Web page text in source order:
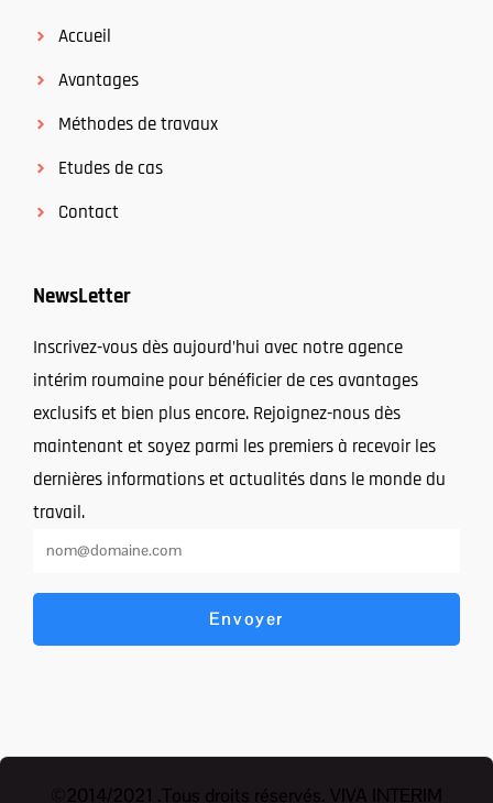
Accueil
Avantages
Méthodes de travaux
Etudes de cas
Contact
NewsLetter
Inscrivez-vous dès aujourd’hui avec notre agence
intérim roumaine pour bénéficier de ces avantages
exclusifs et bien plus encore. Rejoignez-nous dès
maintenant et soyez parmi les premiers à recevoir les
dernières informations et actualités dans le monde du
travail.
Envoyer
©2014/2021 .Tous droits réservés. VIVA INTERIM